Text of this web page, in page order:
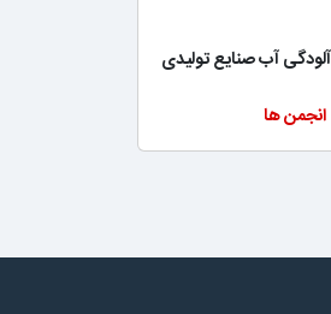
آب صنایع تولیدی
انجمن ها